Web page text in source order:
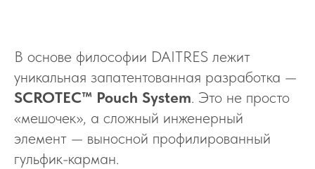
В основе философии DAITRES лежит
уникальная запатентованная разработка —
SCROTEC™ Pouch System. Это не просто
«мешочек», а сложный инженерный
элемент — выносной профилированный
гульфик-карман.